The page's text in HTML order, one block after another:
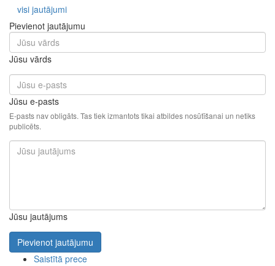
visi jautājumi
Pievienot jautājumu
Jūsu vārds
Jūsu e-pasts
E-pasts nav obligāts. Tas tiek izmantots tikai atbildes nosūtīšanai un netiks
publicēts.
Jūsu jautājums
Pievienot jautājumu
Saistītā prece